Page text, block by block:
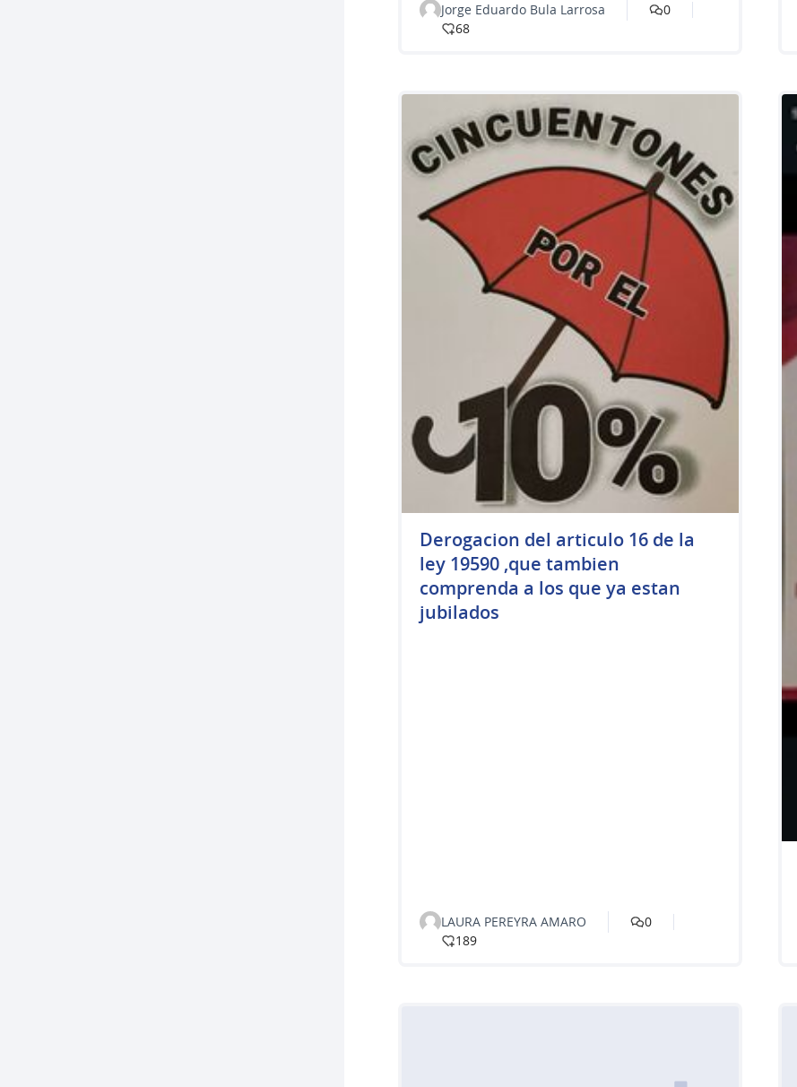
Jorge Eduardo Bula Larrosa
0
68
Derogacion del articulo 16 de la
ley 19590 ,que tambien
comprenda a los que ya estan
jubilados
LAURA PEREYRA AMARO
0
189